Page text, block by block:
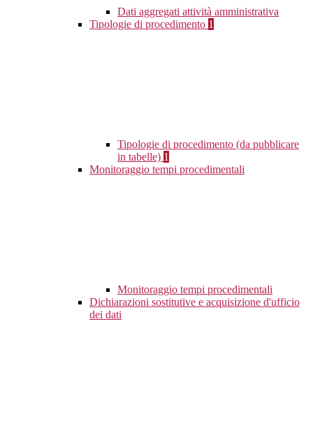
Dati aggregati attività amministrativa
Tipologie di procedimento 1
Tipologie di procedimento (da pubblicare
in tabelle) 1
Monitoraggio tempi procedimentali
Monitoraggio tempi procedimentali
Dichiarazioni sostitutive e acquisizione d'ufficio
dei dati